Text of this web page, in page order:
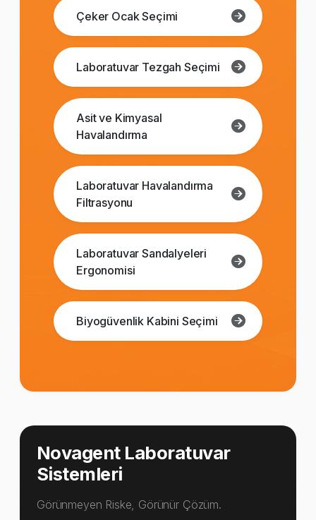
Çeker Ocak Seçimi
Laboratuvar Tezgah Seçimi
Asit ve Kimyasal
Havalandırma
Laboratuvar Havalandırma
Filtrasyonu
Laboratuvar Sandalyeleri
Ergonomisi
Biyogüvenlik Kabini Seçimi
Novagent Laboratuvar
Sistemleri
Görünmeyen Riske, Görünür Çözüm.